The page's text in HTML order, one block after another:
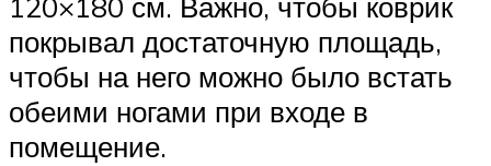
покрывал достаточную площадь,
чтобы на него можно было встать
обеими ногами при входе в
помещение.